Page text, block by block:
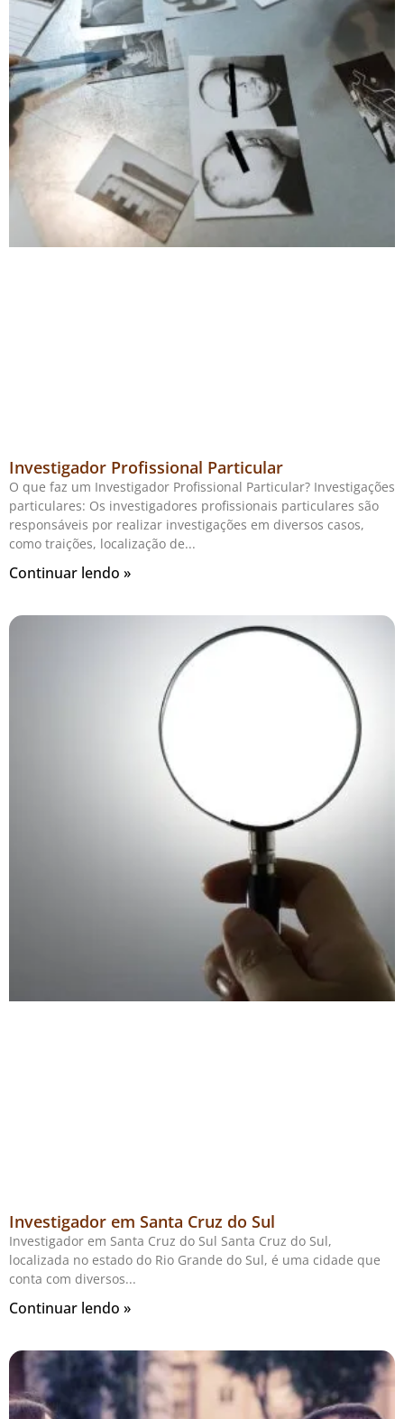
Investigador Profissional Particular
O que faz um Investigador Profissional Particular? Investigações
particulares: Os investigadores profissionais particulares são
responsáveis por realizar investigações em diversos casos,
como traições, localização de
Continuar lendo »
Investigador em Santa Cruz do Sul
Investigador em Santa Cruz do Sul Santa Cruz do Sul,
localizada no estado do Rio Grande do Sul, é uma cidade que
conta com diversos
Continuar lendo »